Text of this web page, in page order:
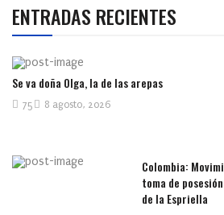
ENTRADAS RECIENTES
Se va doña Olga, la de las arepas
8 agosto, 2026
75
Colombia:
toma de
de la Espriella